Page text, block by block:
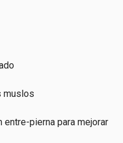
muslos
pierna para mejorar